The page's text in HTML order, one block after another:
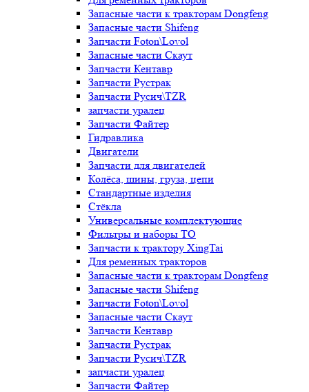
Запасные части к тракторам Dongfeng
Запасные части Shifeng
Запчасти Foton\Lovol
Запасные части Скаут
Запчасти Кентавр
Запчасти Рустрак
Запчасти Русич\TZR
запчасти уралец
Запчасти Файтер
Гидравлика
Двигатели
Запчасти для двигателей
Колёса, шины, груза, цепи
Стандартные изделия
Стёкла
Универсальные комплектующие
Фильтры и наборы ТО
Запчасти к трактору XingTai
Для ременных тракторов
Запасные части к тракторам Dongfeng
Запасные части Shifeng
Запчасти Foton\Lovol
Запасные части Скаут
Запчасти Кентавр
Запчасти Рустрак
Запчасти Русич\TZR
запчасти уралец
Запчасти Файтер